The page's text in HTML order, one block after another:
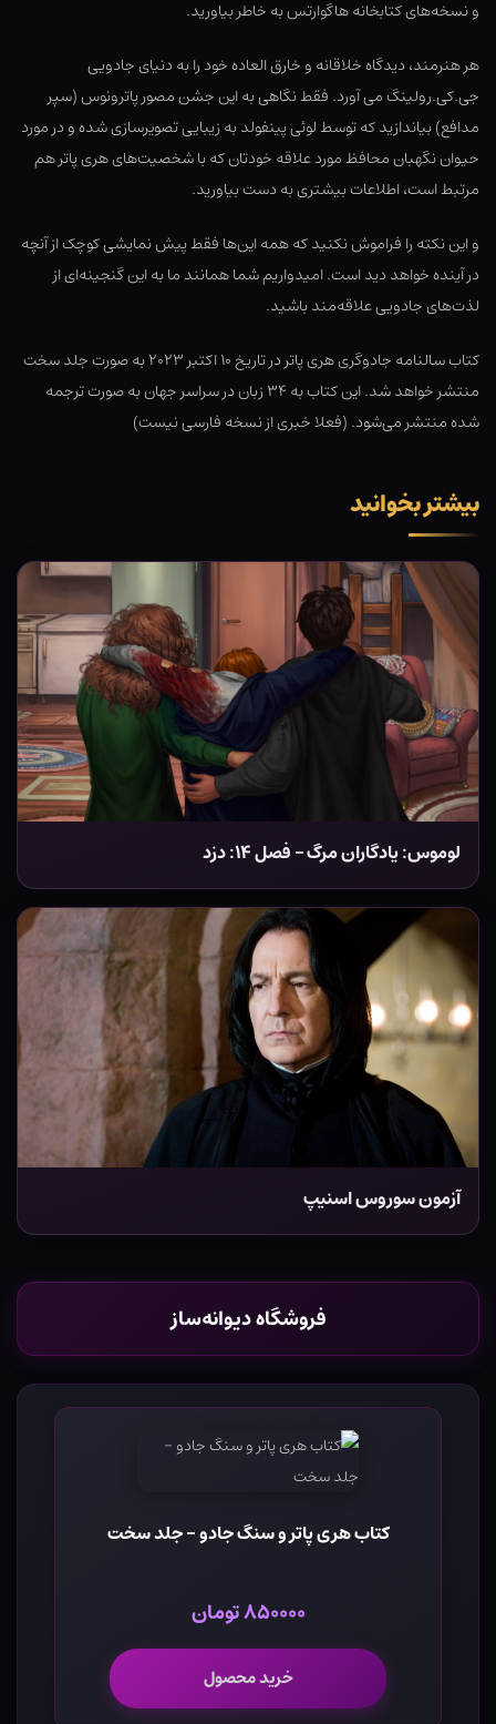
و نسخه‌های کتابخانه هاگوارتس به خاطر بیاورید.
هر هنرمند، دیدگاه خلاقانه و خارق العاده خود را به دنیای جادویی
جی.کی.رولینگ می آورد. فقط نگاهی به این جشن مصور پاترونوس (سپر
مدافع) بیاندازید که توسط لوئی پینفولد به زیبایی تصویرسازی شده و در مورد
حیوان نگهبان محافظ مورد علاقه خودتان که با شخصیت‌های هری پاتر هم
مرتبط است، اطلاعات بیشتری به دست بیاورید.
و این نکته را فراموش نکنید که همه این‌ها فقط پیش نمایشی کوچک از آنچه
در آینده خواهد دید است. امیدواریم شما همانند ما به این گنجینه‌ای از
لذت‌های جادویی علاقه‌مند باشید.
کتاب سالنامه جادوگری هری پاتر در تاریخ ۱۰ اکتبر ۲۰۲۳ به صورت جلد سخت
منتشر خواهد شد. این کتاب به ۳۴ زبان در سراسر جهان به صورت ترجمه
شده منتشر می‌شود. (فعلا خبری از نسخه فارسی نیست)
بیشتر بخوانید
لوموس: یادگاران مرگ – فصل ۱۴: دزد
آزمون سوروس اسنیپ
فروشگاه دیوانه‌ساز
کتاب هری پاتر و سنگ جادو - جلد سخت
۸۵۰۰۰۰ تومان
خرید محصول